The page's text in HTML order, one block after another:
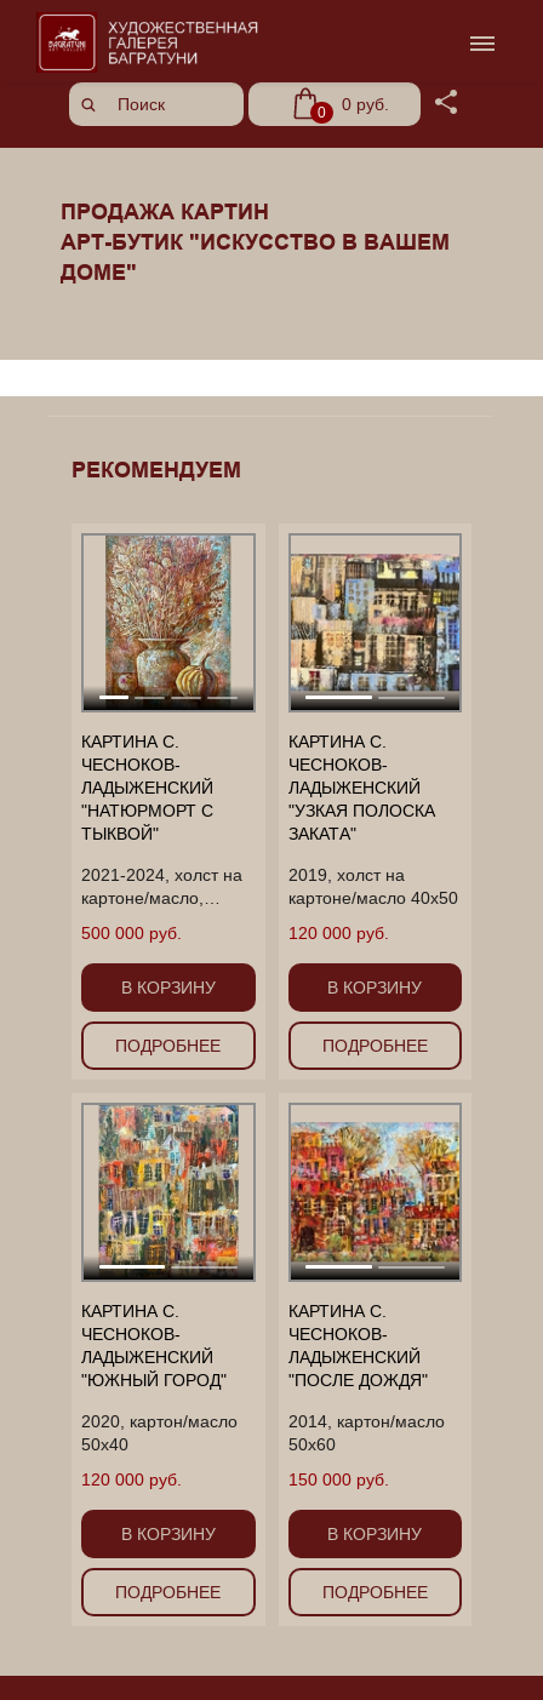
0 0 руб.
ПРОДАЖА КАРТИН
АРТ-БУТИК "ИСКУССТВО В ВАШЕМ
ДОМЕ"
____________
РЕКОМЕНДУЕМ
КАРТИНА С.
ЧЕСНОКОВ-
ЛАДЫЖЕНСКИЙ
"НАТЮРМОРТ С
ТЫКВОЙ"
2021-2024, холст на
картоне/масло,
500 000 руб.
В КОРЗИНУ
ПОДРОБНЕЕ
КАРТИНА С.
ЧЕСНОКОВ-
ЛАДЫЖЕНСКИЙ
"УЗКАЯ ПОЛОСКА
ЗАКАТА"
2019, холст на
картоне/масло 40х50
120 000 руб.
В КОРЗИНУ
ПОДРОБНЕЕ
КАРТИНА С.
ЧЕСНОКОВ-
ЛАДЫЖЕНСКИЙ
"ЮЖНЫЙ ГОРОД"
2020, картон/масло
50х40
120 000 руб.
В КОРЗИНУ
ПОДРОБНЕЕ
КАРТИНА С.
ЧЕСНОКОВ-
ЛАДЫЖЕНСКИЙ
"ПОСЛЕ ДОЖДЯ"
2014, картон/масло
50х60
150 000 руб.
В КОРЗИНУ
ПОДРОБНЕЕ